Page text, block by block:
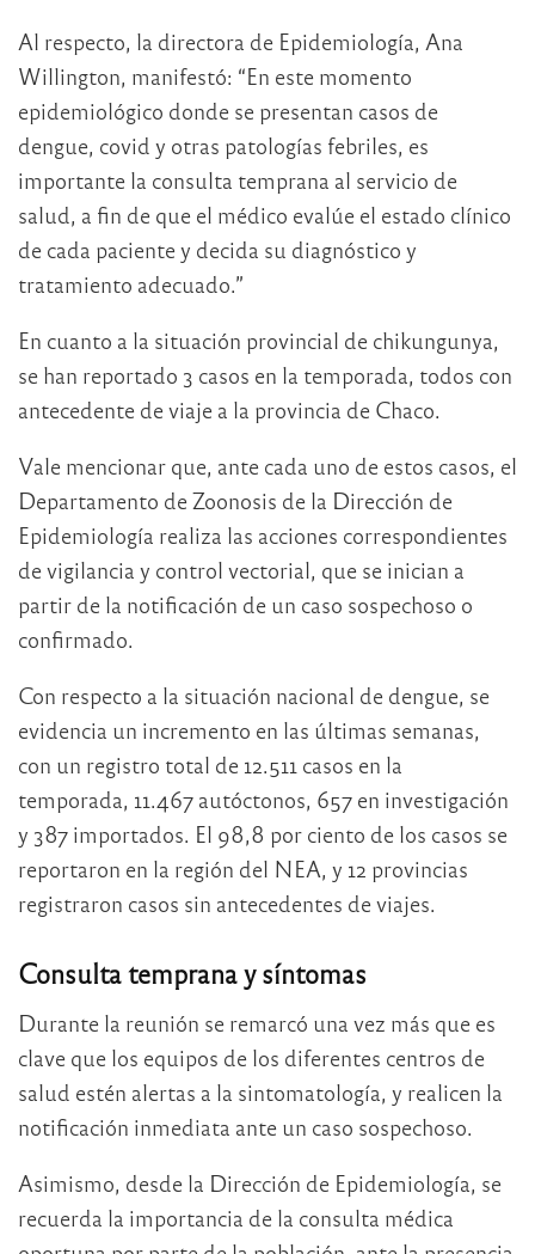
Al respecto, la directora de Epidemiología, Ana
Willington, manifestó: “En este momento
epidemiológico donde se presentan casos de
dengue, covid y otras patologías febriles, es
importante la consulta temprana al servicio de
salud, a fin de que el médico evalúe el estado clínico
de cada paciente y decida su diagnóstico y
tratamiento adecuado.”
En cuanto a la situación provincial de chikungunya,
se han reportado 3 casos en la temporada, todos con
antecedente de viaje a la provincia de Chaco.
Vale mencionar que, ante cada uno de estos casos, el
Departamento de Zoonosis de la Dirección de
Epidemiología realiza las acciones correspondientes
de vigilancia y control vectorial, que se inician a
partir de la notificación de un caso sospechoso o
confirmado.
Con respecto a la situación nacional de dengue, se
evidencia un incremento en las últimas semanas,
con un registro total de 12.511 casos en la
temporada, 11.467 autóctonos, 657 en investigación
y 387 importados. El 98,8 por ciento de los casos se
reportaron en la región del NEA, y 12 provincias
registraron casos sin antecedentes de viajes.
Consulta temprana y síntomas
Durante la reunión se remarcó una vez más que es
clave que los equipos de los diferentes centros de
salud estén alertas a la sintomatología, y realicen la
notificación inmediata ante un caso sospechoso.
Asimismo, desde la Dirección de Epidemiología, se
recuerda la importancia de la consulta médica